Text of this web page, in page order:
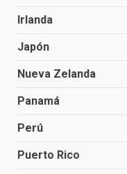
Irlanda
Japón
Nueva Zelanda
Panamá
Perú
Puerto Rico